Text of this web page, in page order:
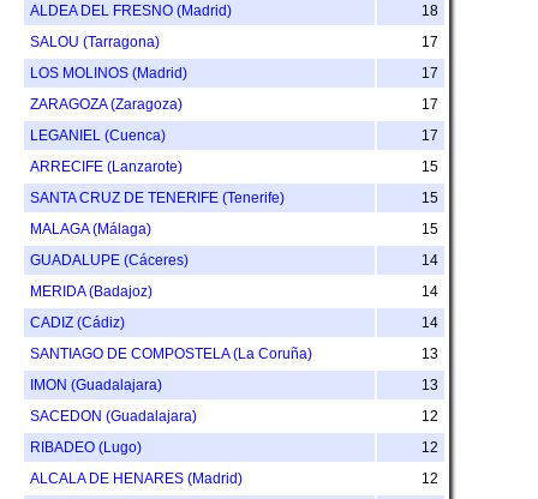
ALDEA DEL FRESNO (Madrid)
18
SALOU (Tarragona)
17
LOS MOLINOS (Madrid)
17
ZARAGOZA (Zaragoza)
17
LEGANIEL (Cuenca)
17
ARRECIFE (Lanzarote)
15
SANTA CRUZ DE TENERIFE (Tenerife)
15
MALAGA (Málaga)
15
GUADALUPE (Cáceres)
14
MERIDA (Badajoz)
14
CADIZ (Cádiz)
14
SANTIAGO DE COMPOSTELA (La Coruña)
13
IMON (Guadalajara)
13
SACEDON (Guadalajara)
12
RIBADEO (Lugo)
12
ALCALA DE HENARES (Madrid)
12